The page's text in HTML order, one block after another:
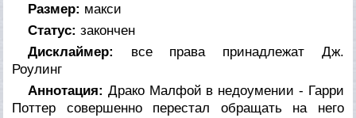
Размер: макси
Статус: закончен
Дисклаймер:
все права принадлежат Дж.
Роулинг
Аннотация: Драко Малфой в недоумении - Гарри
Поттер совершенно перестал обращать на него